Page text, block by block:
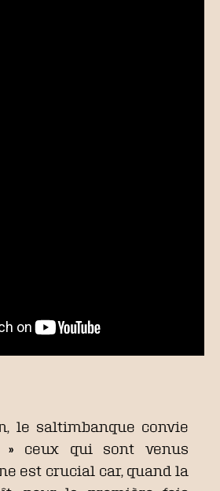
le saltimbanque convie
» ceux qui sont venus
est crucial car, quand la